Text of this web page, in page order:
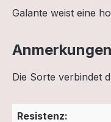
Galante weist eine
Anmerkungen
Die Sorte verbindet
Resistenz: